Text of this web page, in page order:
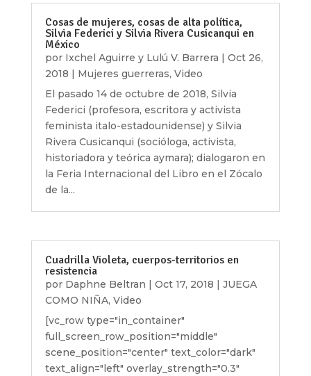
Cosas de mujeres, cosas de alta política,
Silvia Federici y Silvia Rivera Cusicanqui en
México
por Ixchel Aguirre y Lulú V. Barrera | Oct 26,
2018 | Mujeres guerreras, Video
El pasado 14 de octubre de 2018, Silvia
Federici (profesora, escritora y activista
feminista italo-estadounidense) y Silvia
Rivera Cusicanqui (socióloga, activista,
historiadora y teórica aymara); dialogaron en
la Feria Internacional del Libro en el Zócalo
de la...
Cuadrilla Violeta, cuerpos-territorios en
resistencia
por Daphne Beltran | Oct 17, 2018 | JUEGA
COMO NIÑA, Video
[vc_row type="in_container"
full_screen_row_position="middle"
scene_position="center" text_color="dark"
text_align="left" overlay_strength="0.3"